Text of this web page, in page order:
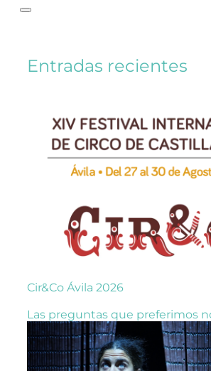
Entradas recientes
Cir&Co Ávila 2026
Las preguntas que preferimos